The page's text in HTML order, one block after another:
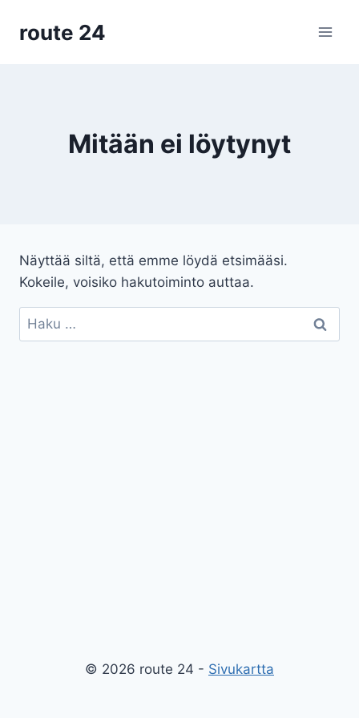
sisältöön
route 24
Mitään ei löytynyt
Näyttää siltä, että emme löydä etsimääsi.
Kokeile, voisiko hakutoiminto auttaa.
Haku:
© 2026 route 24 - Sivukartta